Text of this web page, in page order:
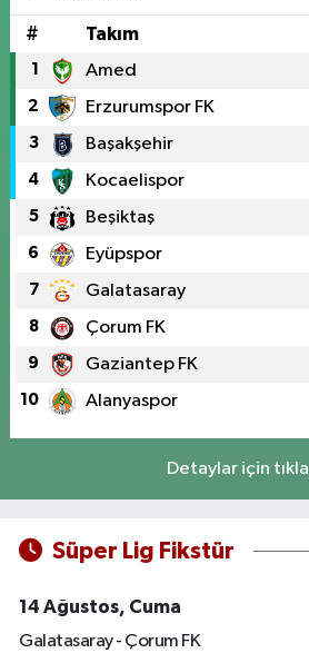
# Takım
1 Amed
2 Erzurumspor FK
3 Başakşehir
4 Kocaelispor
5 Beşiktaş
6 Eyüpspor
7 Galatasaray
8 Çorum FK
9 Gaziantep FK
10 Alanyaspor
Detaylar için
Süper Lig Fikstür
14 Ağustos, Cuma
Galatasaray - Çorum FK